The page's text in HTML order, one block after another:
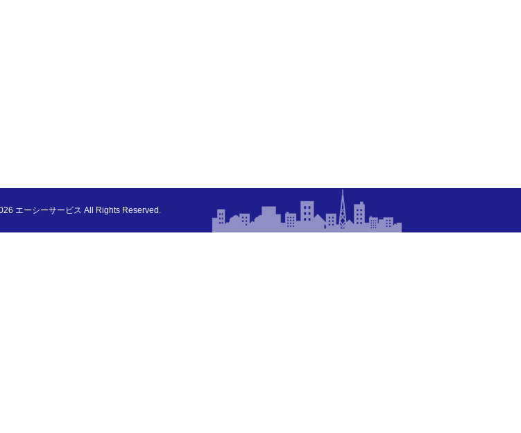
エーシーサービス All Rights Reserved.